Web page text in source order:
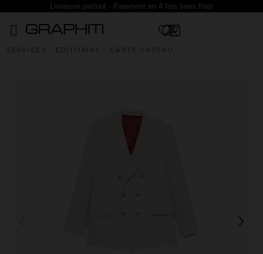
Livraison partout - Paiement en 4 fois sans frais
SERVICES EDITORIAL CARTE CADEAU